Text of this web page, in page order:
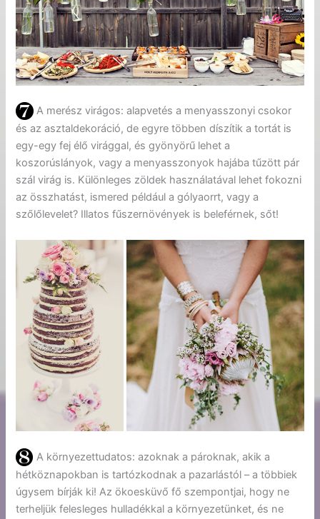
A merész virágos: alapvetés a menyasszonyi csokor
és az asztaldekoráció, de egyre többen díszítik a tortát is
egy-egy fej élő virággal, és gyönyörű lehet a
koszorúslányok, vagy a menyasszonyok hajába tűzött pár
szál virág is. Különleges zöldek használatával lehet fokozni
az összhatást, ismered például a gólyaorrt, vagy a
szőlőlevelet? Illatos fűszernövények is beleférnek, sőt!
A környezettudatos: azoknak a pároknak, akik a
hétköznapokban is tartózkodnak a pazarlástól – a többiek
úgysem bírják ki! Az ökoesküvő fő szempontjai, hogy ne
terheljük felesleges hulladékkal a környezetünket, és ne